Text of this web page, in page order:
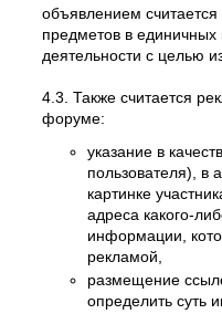
объявлением
предметов в единичных
деятельности с целью
4.3. Также считается
форуме:
указание в
пользователя), в
картинке
адреса какого-
информации,
рекламой,
размещение
определить суть